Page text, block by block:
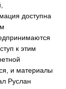
доступна
к этим
и материалы
Руслан